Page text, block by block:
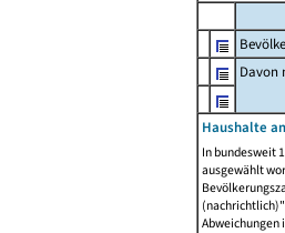
Davon
Haushalte
In bundesweit
ausgewählt
Abweichungen